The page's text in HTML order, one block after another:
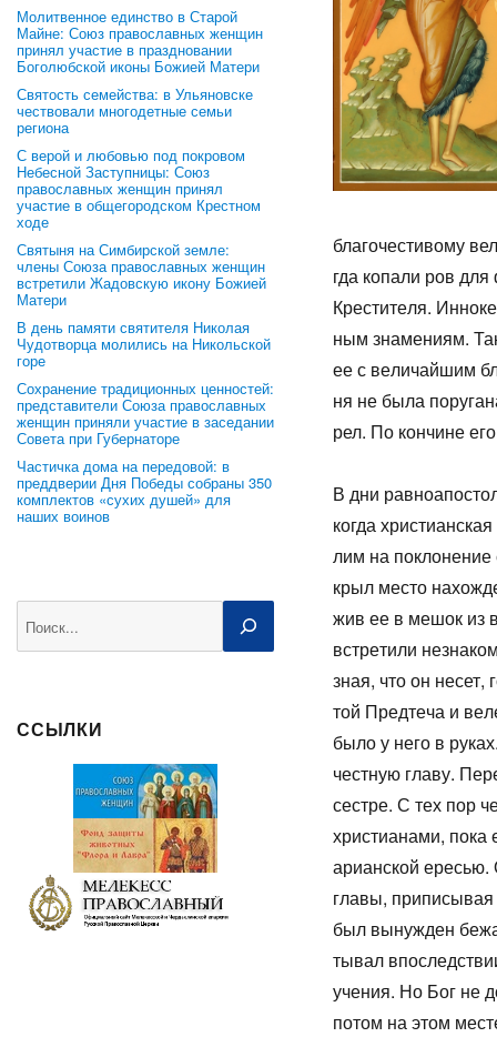
Молитвенное единство в Старой
Майне: Союз православных женщин
принял участие в праздновании
Боголюбской иконы Божией Матери
Святость семейства: в Ульяновске
чествовали многодетные семьи
региона
С верой и любовью под покровом
Небесной Заступницы: Союз
православных женщин принял
участие в общегородском Крестном
ходе
Святыня на Симбирской земле:
члены Союза православных женщин
встретили Жадовскую икону Божией
Матери
В день памяти святителя Николая
Чудотворца молились на Никольской
горе
Сохранение традиционных ценностей:
представители Союза православных
женщин приняли участие в заседании
Совета при Губернаторе
Частичка дома на передовой: в
преддверии Дня Победы собраны 350
комплектов «сухих душей» для
наших воинов
ССЫЛКИ
бла­го­че­сти­во­му
гда ко­па­ли ров
Кре­сти­те­ля.
ным зна­ме­ни­ям.
ее с ве­ли­чай­шим
ня не бы­ла
рел. По кон­чине
В дни
ко­гда
лим на
крыл ме­сто
жив ее в ме­шок из
встре­ти­ли
зная, что он
той Пред­те­ча и
бы­ло у него в
чест­ную гла­ву.
сест­ре. С тех пор
хри­сти­а­на­ми,
ари­ан­ской
гла­вы, при­пи­сы­вая
был вы­нуж­ден
ты­вал
уче­ния. Но Бог не
по­том на этом